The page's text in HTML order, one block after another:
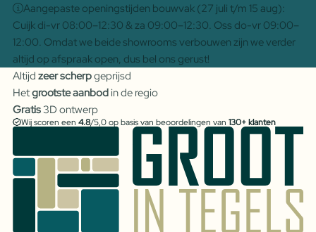
Aangepaste openingstijden bouwvak (27 juli t/m 15 aug):
Cuijk di-vr 08:00–12:30 & za 09:00–12:30. Oss do-vr 09:00–
12:00. Omdat we beide showrooms verbouwen zijn we verder
altijd op afspraak open, dus bel ons gerust!
Altijd zeer scherpgeprijsd
Hetgrootste aanbodin de regio
Gratis3D ontwerp
Wij scoren een 4.8/5,0 op basis van beoordelingen van 130+ klanten